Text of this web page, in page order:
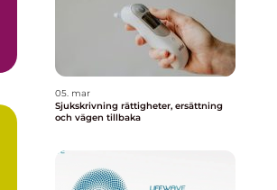
05. mar
Sjukskrivning rättigheter, ersättning
och vägen tillbaka